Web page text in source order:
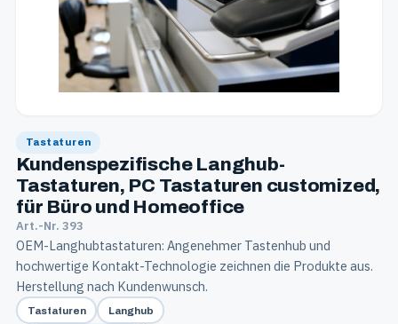
Tastaturen
Kundenspezifische Langhub-
Tastaturen, PC Tastaturen customized,
für Büro und Homeoffice
Art.-Nr. 393
OEM-Langhubtastaturen: Angenehmer Tastenhub und
hochwertige Kontakt-Technologie zeichnen die Produkte aus.
Herstellung nach Kundenwunsch.
Tastaturen Langhub